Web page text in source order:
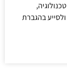
בהגברת